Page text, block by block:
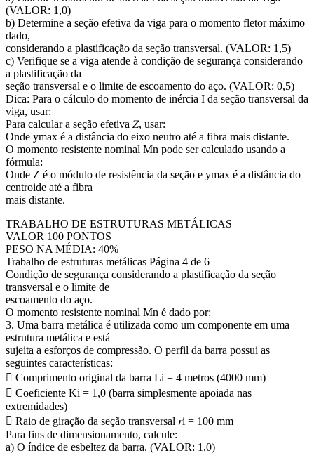
(VALOR: 1,0)
b) Determine a seção efetiva da viga para o momento fletor máximo
dado,
considerando a plastificação da seção transversal. (VALOR: 1,5)
c) Verifique se a viga atende à condição de segurança considerando
a plastificação da
seção transversal e o limite de escoamento do aço. (VALOR: 0,5)
Dica: Para o cálculo do momento de inércia I da seção transversal da
viga, usar:
Para calcular a seção efetiva 𝑍, usar:
Onde ymax é a distância do eixo neutro até a fibra mais distante.
O momento resistente nominal Mn pode ser calculado usando a
fórmula:
Onde Z é o módulo de resistência da seção e ymax é a distância do
centroide até a fibra
mais distante.
TRABALHO DE ESTRUTURAS METÁLICAS
VALOR 100 PONTOS
PESO NA MÉDIA: 40%
Trabalho de estruturas metálicas Página 4 de 6
Condição de segurança considerando a plastificação da seção
transversal e o limite de
escoamento do aço.
O momento resistente nominal Mn é dado por:
3. Uma barra metálica é utilizada como um componente em uma
estrutura metálica e está
sujeita a esforços de compressão. O perfil da barra possui as
seguintes características:
 Comprimento original da barra Li = 4 metros (4000 mm)
 Coeficiente Ki = 1,0 (barra simplesmente apoiada nas
extremidades)
 Raio de giração da seção transversal 𝑟i = 100 mm
Para fins de dimensionamento, calcule:
a) O índice de esbeltez da barra. (VALOR: 1,0)